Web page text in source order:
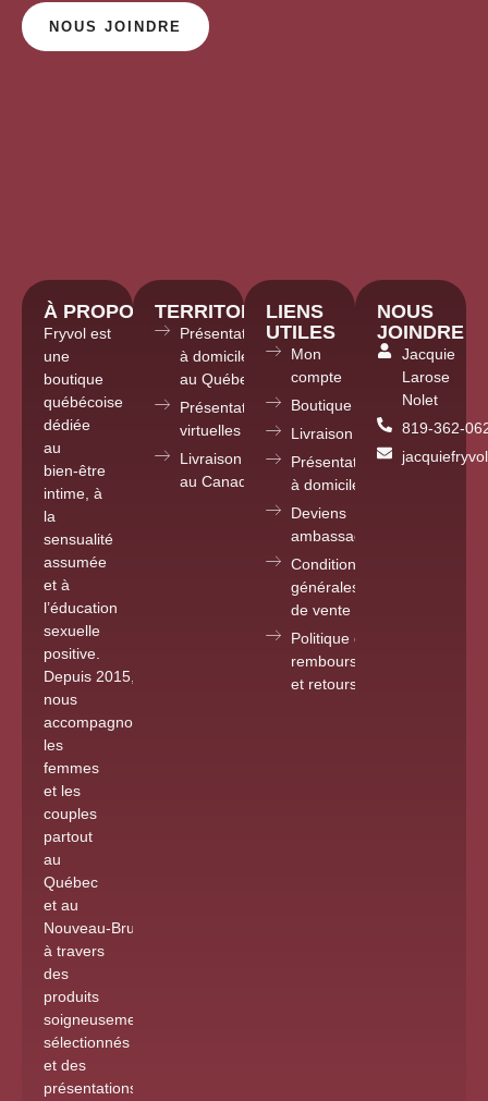
NOUS JOINDRE
À PROPOS
Fryvol est
une
boutique
québécoise
dédiée
au
bien-être
intime, à
la
sensualité
assumée
et à
l’éducation
sexuelle
positive.
Depuis 2015
nous
accompagnons
les
femmes
et les
couples
partout
au
Québec
et au
Nouveau-Brunswick
à travers
des
produits
soigneusement
sélectionnés
et des
présentations
TERRITOIRE
Présentations
à domicile
au Québec
Présentations
virtuelles partout
Livraison
au Canada
LIENS
UTILES
Mon
compte
Boutique
Livraison
Présentations
à domicile
Deviens
ambassadrice
Conditions
générales
de vente
Politique de
remboursements
et retours
NOUS
JOINDRE
Jacquie
Larose
Nolet
819-362-